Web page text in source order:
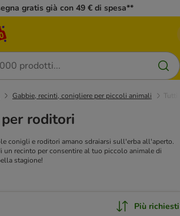
gratis già con 49 € di spesa**
Gabbie, recinti, conigliere per piccoli animali
roditori
conigli e roditori amano sdraiarsi sull'erba all'aperto.
recinto per consentire al tuo piccolo animale di
stagione!
Più richiesti